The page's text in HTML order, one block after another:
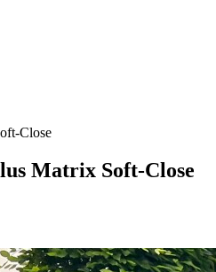
Close
Matrix Soft-Close